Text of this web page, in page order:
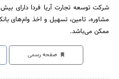
شرکت توسعه تجارت آریا فردا دارای
مشاوره، تامین، تسهیل و اخذ وام‌های
ممکن می‌باشد.
صفحه رسمی